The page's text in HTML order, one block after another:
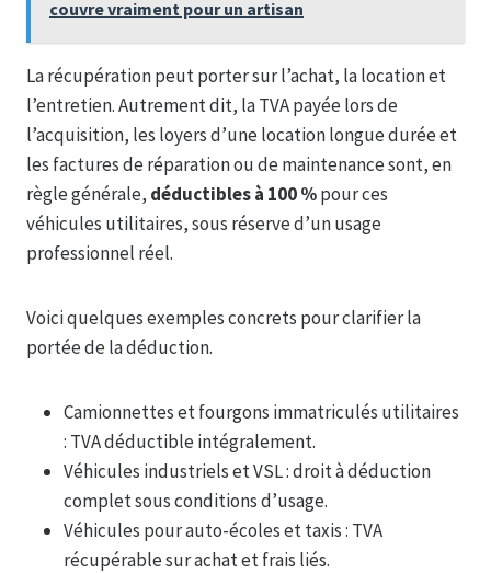
couvre vraiment pour un artisan
La récupération peut porter sur l’achat, la location et
l’entretien. Autrement dit, la TVA payée lors de
l’acquisition, les loyers d’une location longue durée et
les factures de réparation ou de maintenance sont, en
règle générale, déductibles à 100 %pour ces
véhicules utilitaires, sous réserve d’un usage
professionnel réel.
Voici quelques exemples concrets pour clarifier la
portée de la déduction.
Camionnettes et fourgons immatriculés utilitaires
: TVA déductible intégralement.
Véhicules industriels et VSL : droit à déduction
complet sous conditions d’usage.
Véhicules pour auto-écoles et taxis : TVA
récupérable sur achat et frais liés.